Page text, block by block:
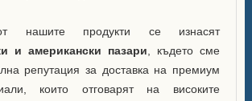
нашите продукти се изнасят
и американски пазари , където сме
репутация за доставка на премиум
които отговарят на високите